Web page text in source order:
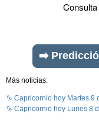
➡️
Más noticias:
♑ Capricornio hoy Martes 9
♑ Capricornio hoy Lunes 8